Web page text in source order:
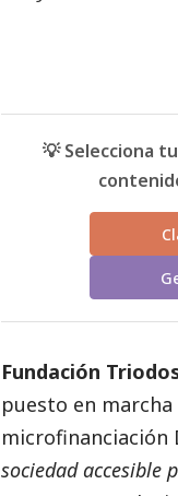
💡 Selecciona
Fundación
puesto en
microfinanciación
sociedad accesible